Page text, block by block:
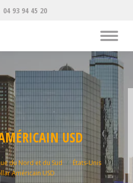
04 93 94 45 20
USD
du Nord et du Sud
États-Unis
Américain USD